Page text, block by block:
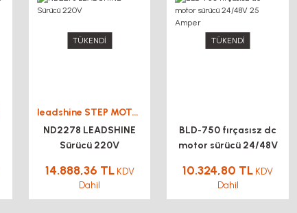
TÜKENDİ
leadshine STEP MOTOR DRİVER SÜRÜCÜ
ND2278 LEADSHINE
Sürücü 220V
14.888,36 TL KDV
Dahil
TÜKENDİ
BLD-750 fırçasısz dc
motor sürücü 24/48V
10.324,80 TL KDV
Dahil